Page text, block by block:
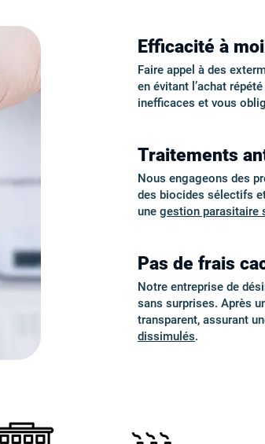
Efficacité à
Faire appel à des
en évitant l’achat
inefficaces et vous
Traitements
Nous engageons des
des biocides sélectifs
une gestion parasitaire
Pas de frais
Notre entreprise de
sans surprises. Après
transparent, assurant
dissimulés.